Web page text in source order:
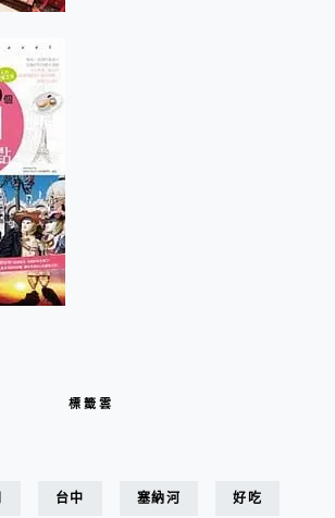
標籤雲
台中 塞納河 好吃